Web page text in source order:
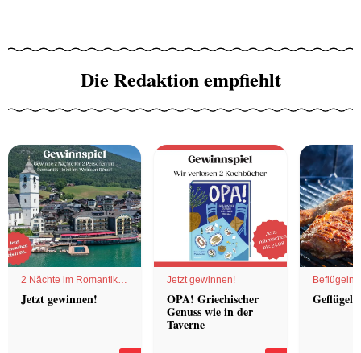
Die Redaktion empfiehlt
2 Nächte im Romantik
Hotel
Jetzt gewinnen!
Jetzt gewinnen!
OPA! Griechischer
Genuss wie in der
Taverne
Geflügel